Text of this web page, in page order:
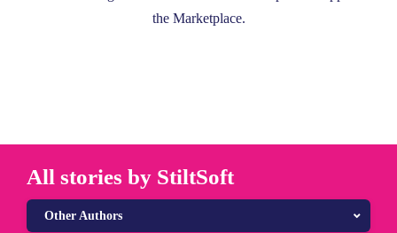
the Marketplace.
All stories by StiltSoft
Other Authors